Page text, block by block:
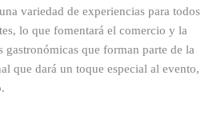
variedad de experiencias para todos
lo que fomentará el comercio y la
que forman parte de la
que dará un toque especial al evento,